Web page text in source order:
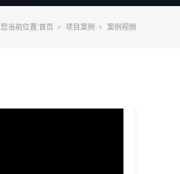
您当前位置:首页 项目案例 案例视频